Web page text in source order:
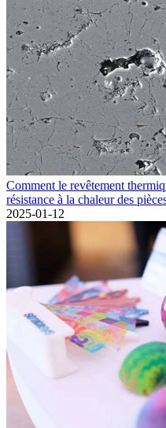
Comment le revêtement
résistance à la chaleur des
2025-01-12